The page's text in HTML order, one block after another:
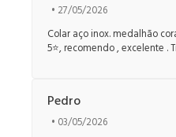
• 27/05/2026
Colar aço inox. medalhão
5⭐️, recomendo , excelente .
Pedro
• 03/05/2026